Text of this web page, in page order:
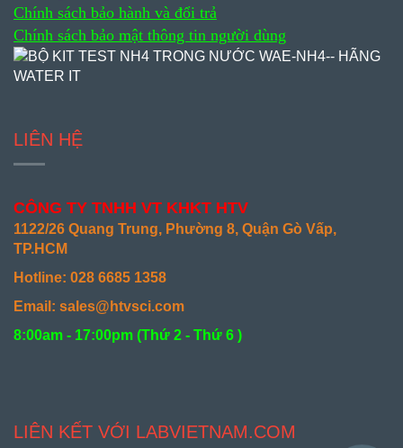
Chính sách bảo hành và đổi trả
Chính sách bảo mật thông tin người dùng
LIÊN HỆ
CÔNG TY TNHH VT KHKT HTV
1122/26 Quang Trung, Phường 8, Quận Gò Vấp,
TP.HCM
Hotline: 028 6685 1358
Email: sales@htvsci.com
8:00am - 17:00pm (Thứ 2 - Thứ 6 )
LIÊN KẾT VỚI LABVIETNAM.COM